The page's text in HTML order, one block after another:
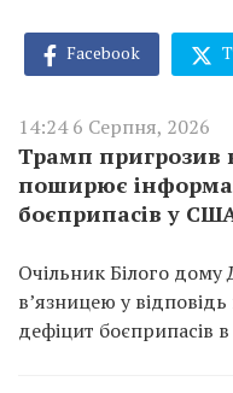
Facebook
14:24 6 Серпня, 2026
Трамп пригрозив
поширює
боєприпасів у
Очільник Білого
в’язницею у
дефіцит боєприпасів